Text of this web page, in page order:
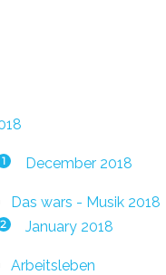
1 December 2018
Das wars - Musik 2018
2 January 2018
Arbeitsleben